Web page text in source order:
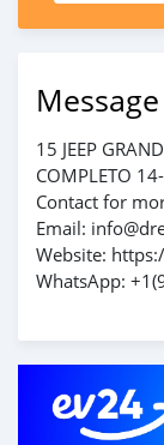
15 JEEP
COMPLETO
Contact for
Email:
Website:
WhatsApp: